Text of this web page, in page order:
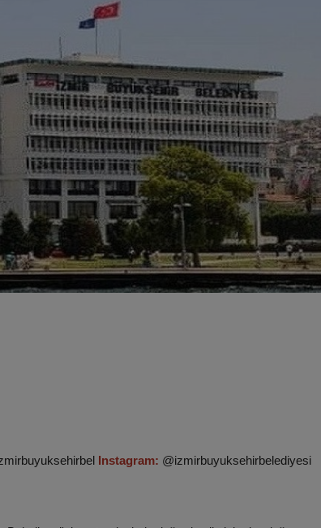
Instagram: @izmirbuyuksehirbelediyesi​